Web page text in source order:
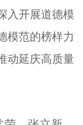
入开展道德模
模范的榜样力
动延庆高质量